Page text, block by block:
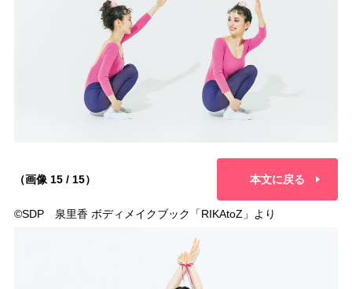
（画像 15 / 15） 本文に戻る
©︎SDP 泉里香 ボディメイクブック「RIKAtoZ」より